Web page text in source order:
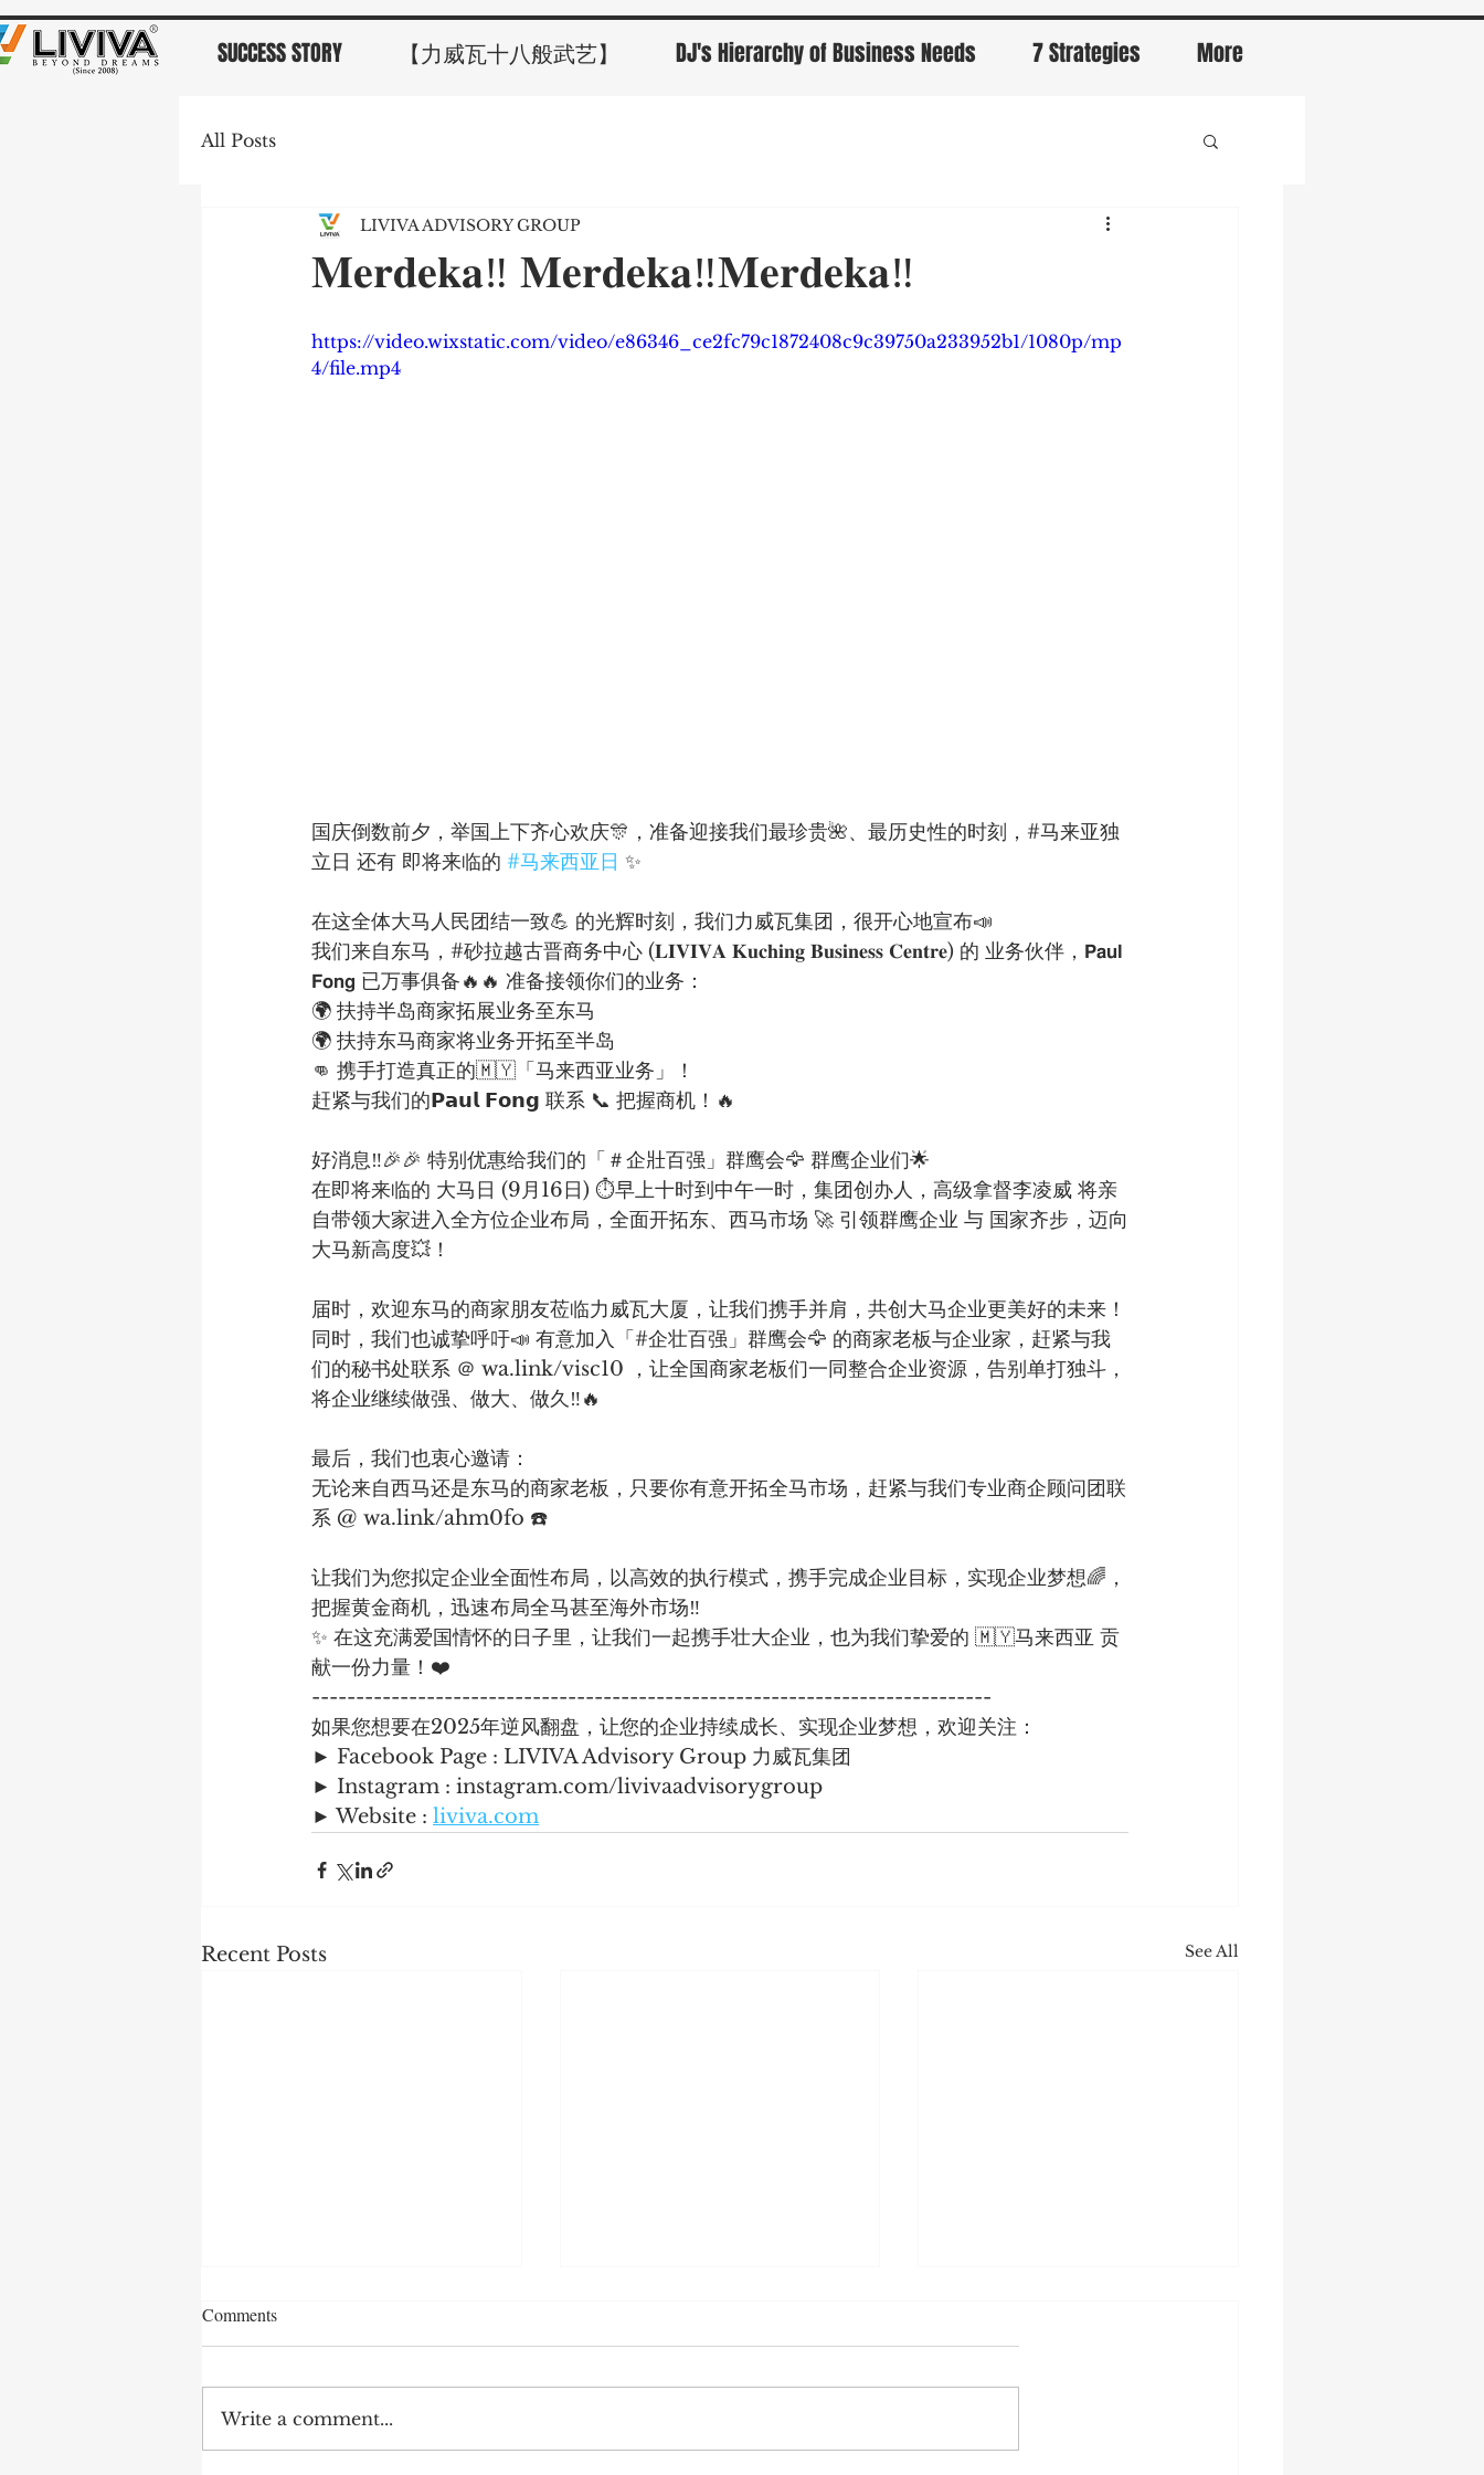
SUCCESS STORY 【力威瓦十八般武艺】 DJ's Hierarchy of Business Needs 7 Strategies More
All Posts
𝐌𝐞𝐫𝐝𝐞𝐤𝐚‼️ 𝐌𝐞𝐫𝐝𝐞𝐤𝐚‼️𝐌𝐞𝐫𝐝𝐞𝐤𝐚‼️
LIVIVA ADVISORY GROUP
https://video.wixstatic.com/video/e86346_ce2fc79c1872408c9c39750a233952b1/1080p/mp
4/file.mp4
国庆倒数前夕，举国上下齐心欢庆🎊，准备迎接我们最珍贵🌺、最历史性的时刻，#马来亚独
立日 还有 即将来临的 #马来西亚日 ✨
在这全体大马人民团结一致💪 的光辉时刻，我们力威瓦集团，很开心地宣布📣
我们来自东马，#砂拉越古晋商务中心 (𝐋𝐈𝐕𝐈𝐕𝐀 𝐊𝐮𝐜𝐡𝐢𝐧𝐠 𝐁𝐮𝐬𝐢𝐧𝐞𝐬𝐬 𝐂𝐞𝐧𝐭𝐫𝐞) 的 业务伙伴，𝗣𝗮𝘂𝗹
𝗙𝗼𝗻𝗴 已万事俱备🔥🔥 准备接领你们的业务：
🌍 扶持半岛商家拓展业务至东马
🌍 扶持东马商家将业务开拓至半岛
👊 携手打造真正的🇲🇾「马来西亚业务」！
赶紧与我们的𝗣𝗮𝘂𝗹 𝗙𝗼𝗻𝗴 联系 📞 把握商机！🔥
好消息‼️🎉🎉 特别优惠给我们的「＃企壯百强」群鹰会🦅 群鹰企业们🌟
在即将来临的 大马日 (9月16日) ⏱️早上十时到中午一时，集团创办人，高级拿督李凌威 将亲
自带领大家进入全方位企业布局，全面开拓东、西马市场 🚀 引领群鹰企业 与 国家齐步，迈向
大马新高度💥！
届时，欢迎东马的商家朋友莅临力威瓦大厦，让我们携手并肩，共创大马企业更美好的未来！
同时，我们也诚挚呼吁📣 有意加入「#企壮百强」群鹰会🦅 的商家老板与企业家，赶紧与我
们的秘书处联系 ＠ wa.link/visc10 ，让全国商家老板们一同整合企业资源，告别单打独斗，
将企业继续做强、做大、做久‼️🔥
最后，我们也衷心邀请：
无论来自西马还是东马的商家老板，只要你有意开拓全马市场，赶紧与我们专业商企顾问团联
系 @ wa.link/ahm0fo ☎️
让我们为您拟定企业全面性布局，以高效的执行模式，携手完成企业目标，实现企业梦想🌈，
把握黄金商机，迅速布局全马甚至海外市场‼️
✨ 在这充满爱国情怀的日子里，让我们一起携手壮大企业，也为我们挚爱的 🇲🇾马来西亚 贡
献一份力量！❤️
-----------------------------------------------------------------------------
如果您想要在2025年逆风翻盘，让您的企业持续成长、实现企业梦想，欢迎关注：
► Facebook Page : LIVIVA Advisory Group 力威瓦集团
► Instagram : instagram.com/livivaadvisorygroup
► Website : liviva.com
Recent Posts See All
Comments
Write a comment...